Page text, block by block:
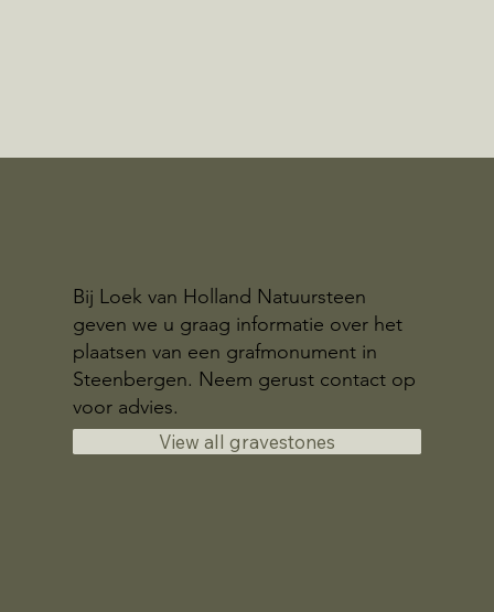
Bij Loek van Holland Natuursteen
geven we u graag informatie over het
plaatsen van een grafmonument in
Steenbergen. Neem gerust contact op
voor advies.
View all gravestones